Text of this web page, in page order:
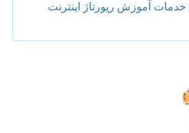
خدمات آموزش رپورتاژ
اینترنت